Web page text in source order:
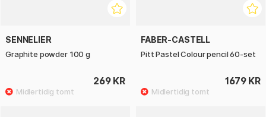
SENNELIER
Graphite powder 100 g
269 KR
FABER-CASTELL
Pitt Pastel Colour pencil 60-set
1679 KR